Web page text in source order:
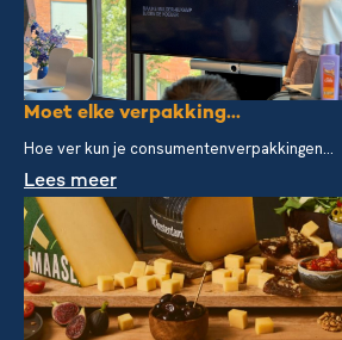
Moet elke verpakking...
Hoe ver kun je consumentenverpakkingen...
Lees meer